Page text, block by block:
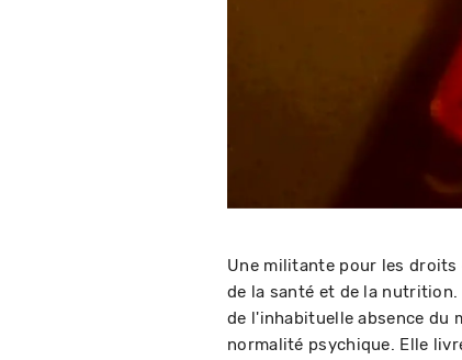
Une militante pour les
de la santé et de la nutrition.
de l'inhabituelle absence du
normalité psychique. Elle